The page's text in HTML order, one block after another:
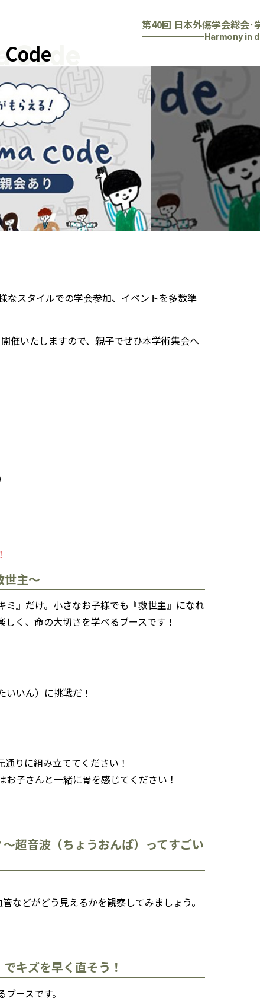
第40回 日本外傷学会総会･
Harmony in
Code
なスタイルでの学会参加、イベントを多数準
催いたしますので、親子でぜひ本学術集会へ
世主～
』だけ。小さなお子様でも『救世主』になれ
く、命の大切さを学べるブースです！
いん）に挑戦だ！
りに組み立ててください！
子さんと一緒に骨を感じてください！
超音波（ちょうおんぱ）ってすごい
などがどう見えるかを観察してみましょう。
キズを早く直そう！
ースです。